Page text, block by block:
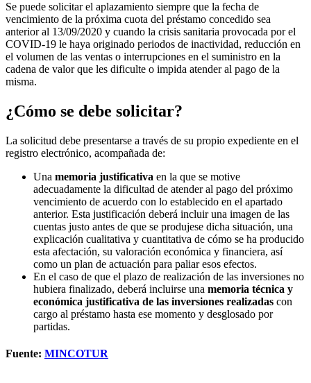
Se puede solicitar el aplazamiento siempre que la fecha de
vencimiento de la próxima cuota del préstamo concedido sea
anterior al 13/09/2020 y cuando la crisis sanitaria provocada por el
COVID-19 le haya originado periodos de inactividad, reducción en
el volumen de las ventas o interrupciones en el suministro en la
cadena de valor que les dificulte o impida atender al pago de la
misma.
¿Cómo se debe solicitar?
La solicitud debe presentarse a través de su propio expediente en el
registro electrónico, acompañada de:
Una memoria justificativa en la que se motive
adecuadamente la dificultad de atender al pago del próximo
vencimiento de acuerdo con lo establecido en el apartado
anterior. Esta justificación deberá incluir una imagen de las
cuentas justo antes de que se produjese dicha situación, una
explicación cualitativa y cuantitativa de cómo se ha producido
esta afectación, su valoración económica y financiera, así
como un plan de actuación para paliar esos efectos.
En el caso de que el plazo de realización de las inversiones no
hubiera finalizado, deberá incluirse una memoria técnica y
económica justificativa de las inversiones realizadas con
cargo al préstamo hasta ese momento y desglosado por
partidas.
Fuente: MINCOTUR